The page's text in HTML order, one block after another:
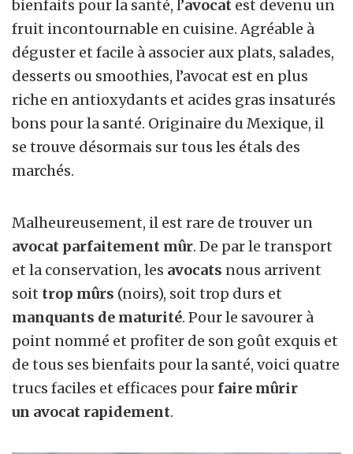
bienfaits pour la santé, l’avocat est devenu un
fruit incontournable en cuisine. Agréable à
déguster et facile à associer aux plats, salades,
desserts ou smoothies, l’avocat est en plus
riche en antioxydants et acides gras insaturés
bons pour la santé. Originaire du Mexique, il
se trouve désormais sur tous les étals des
marchés.
Malheureusement, il est rare de trouver un
avocat parfaitement mûr. De par le transport
et la conservation, les avocats nous arrivent
soit trop mûrs (noirs), soit trop durs et
manquants de maturité. Pour le savourer à
point nommé et profiter de son goût exquis et
de tous ses bienfaits pour la santé, voici quatre
trucs faciles et efficaces pour faire mûrir
un avocat rapidement.